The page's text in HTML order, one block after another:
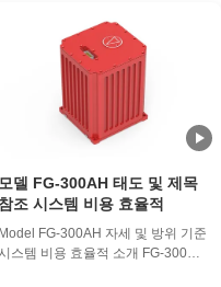
이 제품 시리즈는 인공위성, 천체, 고
도계, 라디오를 통합 할 수 있습니다.
시각 탐색 정보사용자 요구 사항에
기반하여 순수 관성 및 멀티 센서 퓨
전 등 여러 작동 모드를 지원하여 사
용자에게 플랫폼에 대한 완전한 내비
게이션 매개 변수를 제공합니다. 2응
모델 FG-300AH 태도 및 제목
참조 시스템 비용 효율적
Model FG-300AH 자세 및 방위 기준
스템 비용 효율적 소개 FG-300AH